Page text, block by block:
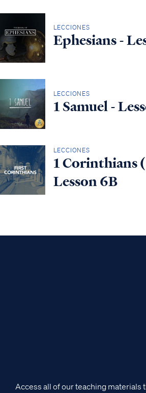
LECCIONES
Ephesians -
LECCIONES
1 Samuel -
LECCIONES
1 Corinthians
Lesson 6B
Access all of our teaching materials